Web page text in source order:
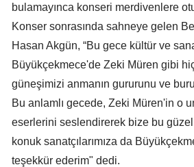
bulamayınca konseri merdivenlere
Konser sonrasında sahneye gelen
Hasan Akgün, “Bu gece kültür ve
Büyükçekmece'de Zeki Müren gibi
güneşimizi anmanın gururunu ve
Bu anlamlı gecede, Zeki Müren'in o
eserlerini seslendirerek bize bu
konuk sanatçılarımıza da
teşekkür ederim" dedi.